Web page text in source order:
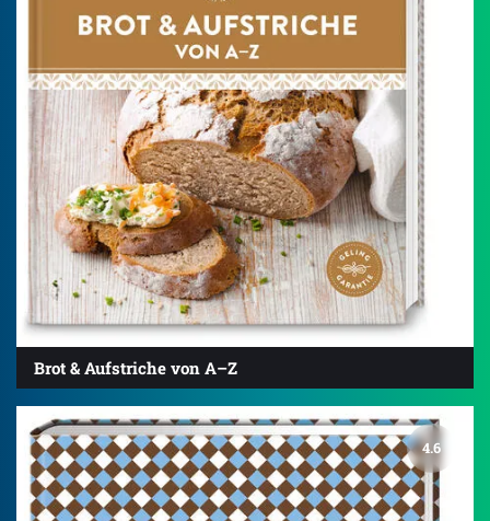
Brot & Aufstriche von A–Z
4.6